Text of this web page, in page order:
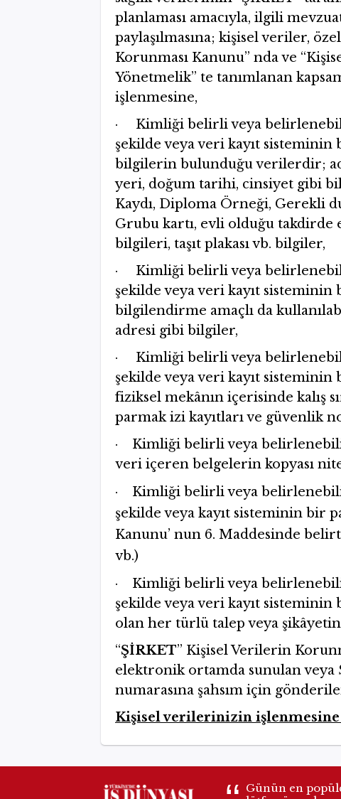
planlaması amacıyla, ilgili
paylaşılmasına; kişisel veriler,
Korunması Kanunu” nda ve
Yönetmelik” te tanımlanan
işlenmesine,
· Kimliği belirli veya
şekilde veya veri kayıt
bilgilerin bulunduğu verilerdir; ad-
yeri, doğum tarihi, cinsiyet gibi
Kaydı, Diploma Örneği, Gerekli
Grubu kartı, evli olduğu takdirde
bilgileri, taşıt plakası vb. bilgiler,
· Kimliği belirli veya
şekilde veya veri kayıt sisteminin
bilgilendirme amaçlı da
adresi gibi bilgiler,
· Kimliği belirli veya
şekilde veya veri kayıt
fiziksel mekânın içerisinde kalış
parmak izi kayıtları ve güvenlik
· Kimliği belirli veya
veri içeren belgelerin kopyası
· Kimliği belirli veya
şekilde veya kayıt sisteminin bir
Kanunu’ nun 6. Maddesinde
vb.)
· Kimliği belirli veya
şekilde veya veri kayıt sisteminin
olan her türlü talep veya
“ŞİRKET’’ Kişisel Verilerin
elektronik ortamda sunulan veya
numarasına şahsım için
Kişisel verilerinizin
Günün en